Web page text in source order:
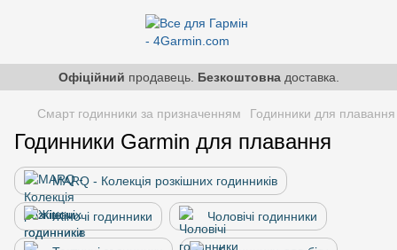
Офіційний продавець. Безкоштовнадоставка.
Смарт годинники за призначенням Годинники для плавання
Годинники Garmin для плавання
MARQ - Колекція розкішних годинників
Жіночі годинники Чоловічі годинники